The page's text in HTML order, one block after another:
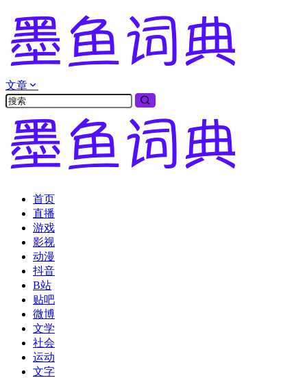
文章
首页
直播
游戏
影视
动漫
抖音
B站
贴吧
微博
文学
社会
运动
文字